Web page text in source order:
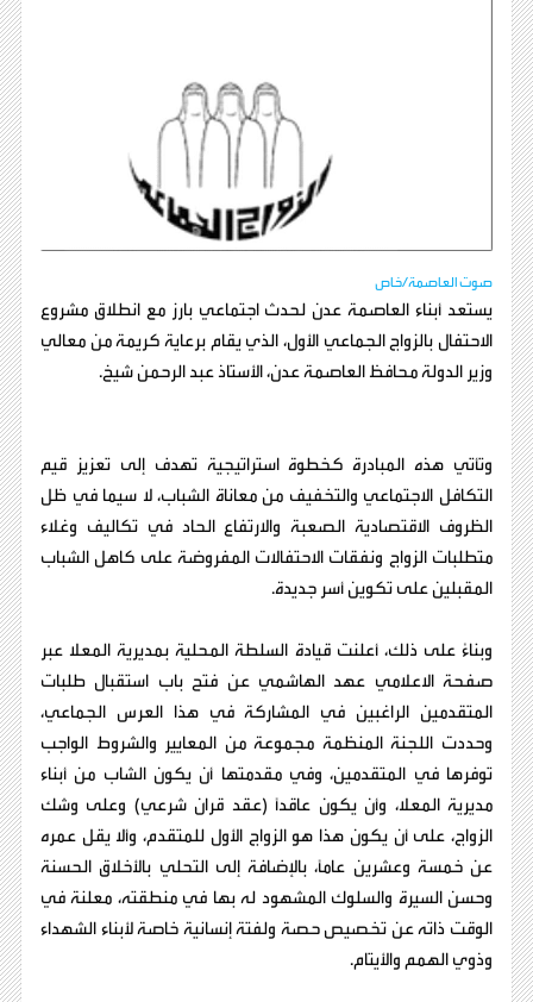
صوت العاصمة/خاص
يستعد أبناء العاصمة عدن لحدث اجتماعي بارز مع انطلاق مشروع
الاحتفال بالزواج الجماعي الأول، الذي يقام برعاية كريمة من معالي
وزير الدولة محافظ العاصمة عدن، الأستاذ عبد الرحمن شيخ.
وتأتي هذه المبادرة كخطوة استراتيجية تهدف إلى تعزيز قيم
التكافل الاجتماعي والتخفيف من معاناة الشباب، لا سيما في ظل
الظروف الاقتصادية الصعبة والارتفاع الحاد في تكاليف وغلاء
متطلبات الزواج ونفقات الاحتفالات المفروضة على كاهل الشباب
المقبلين على تكوين أسر جديدة.
وبناءً على ذلك، أعلنت قيادة السلطة المحلية بمديرية المعلا عبر
صفحة الاعلامي عهد الهاشمي عن فتح باب استقبال طلبات
المتقدمين الراغبين في المشاركة في هذا العرس الجماعي،
وحددت اللجنة المنظمة مجموعة من المعايير والشروط الواجب
توفرها في المتقدمين، وفي مقدمتها أن يكون الشاب من أبناء
مديرية المعلا، وأن يكون عاقداً (عقد قران شرعي) وعلى وشك
الزواج، على أن يكون هذا هو الزواج الأول للمتقدم، وألا يقل عمره
عن خمسة وعشرين عاماً، بالإضافة إلى التحلي بالأخلاق الحسنة
وحسن السيرة والسلوك المشهود له بها في منطقته، معلنة في
الوقت ذاته عن تخصيص حصة ولفتة إنسانية خاصة لأبناء الشهداء
وذوي الهمم والأيتام.